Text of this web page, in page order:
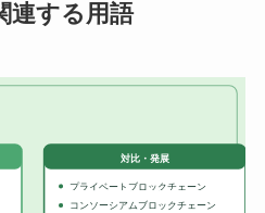
連する用語
対比・発展
プライベートブロックチェーン
コンソーシアムブロックチェーン